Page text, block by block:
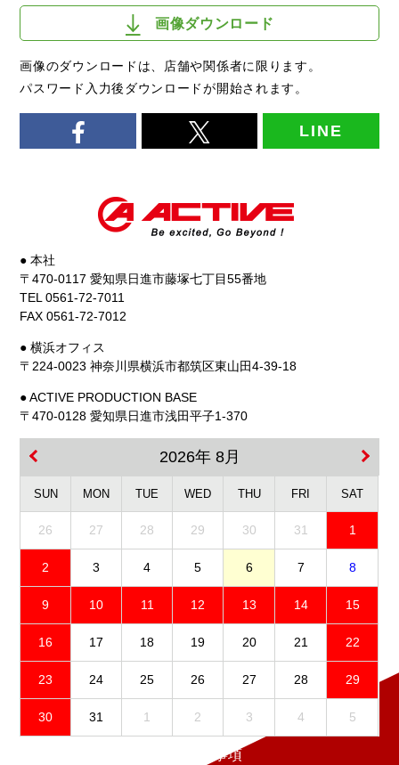
画像ダウンロード
画像のダウンロードは、店舗や関係者に限ります。
パスワード入力後ダウンロードが開始されます。
LINE
● 本社
〒470-0117 愛知県日進市藤塚七丁目55番地
TEL 0561-72-7011
FAX 0561-72-7012
● 横浜オフィス
〒224-0023 神奈川県横浜市都筑区東山田4-39-18
● ACTIVE PRODUCTION BASE
〒470-0128 愛知県日進市浅田平子1-370
2026年 8月
SUN MON TUE WED THU FRI SAT
26 27 28 29 30 31 1
2 3 4 5 6 7 8
9 10 11 12 13 14 15
16 17 18 19 20 21 22
23 24 25 26 27 28 29
30 31 1 2 3 4 5
免責事項